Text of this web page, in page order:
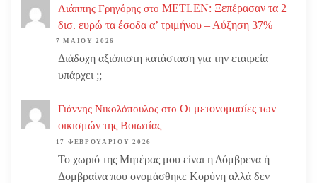
Λιάππης Γρηγόρης στο METLEN: Ξεπέρασαν τα 2
δισ. ευρώ τα έσοδα α’ τριμήνου – Αύξηση 37%
7 ΜΑΪ́ΟΥ 2026
Διάδοχη αξιόπιστη κατάσταση για την εταιρεία
υπάρχει ;;
Γιάννης Νικολόπουλος στο Οι μετονομασίες των
οικισμών της Βοιωτίας
17 ΦΕΒΡΟΥΑΡΊΟΥ 2026
Το χωριό της Μητέρας μου είναι η Δόμβρενα ή
Δομβραίνα που ονομάσθηκε Κορύνη αλλά δεν